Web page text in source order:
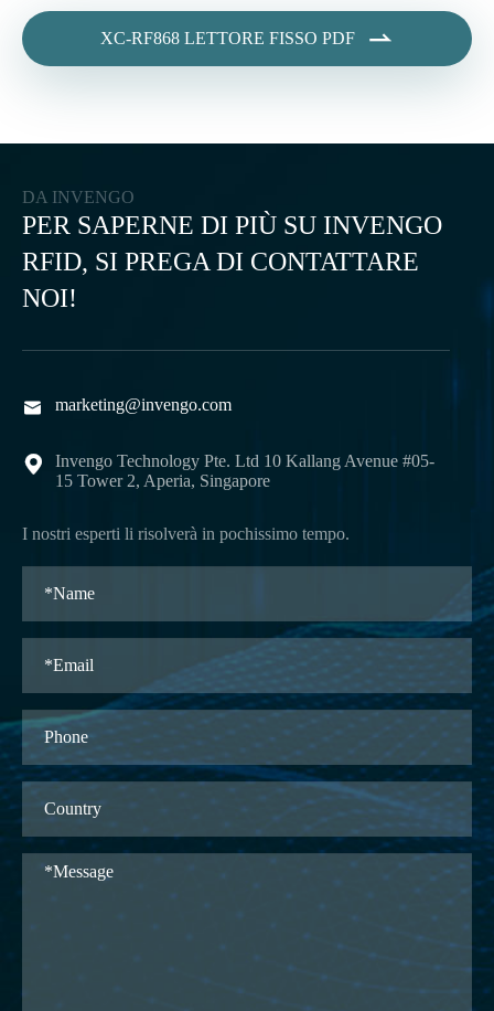
XC-RF868 LETTORE FISSO PDF 
DA INVENGO
PER SAPERNE DI PIÙ SU INVENGO
RFID, SI PREGA DI CONTATTARE
NOI!
 marketing@invengo.com

Invengo Technology Pte. Ltd 10 Kallang Avenue #05-
15 Tower 2, Aperia, Singapore
I nostri esperti li risolverà in pochissimo tempo.